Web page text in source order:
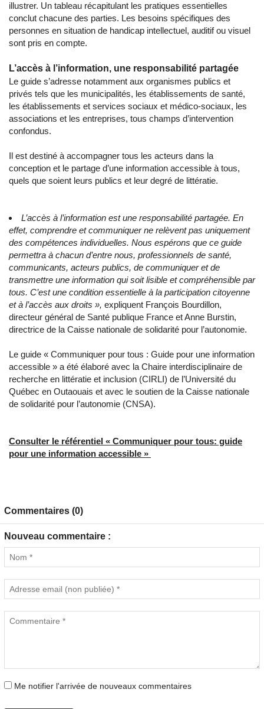
illustrer. Un tableau récapitulant les pratiques essentielles
conclut chacune des parties. Les besoins spécifiques des
personnes en situation de handicap intellectuel, auditif ou visuel
sont pris en compte.
L’accès à l’information, une responsabilité partagée
Le guide s’adresse notamment aux organismes publics et
privés tels que les municipalités, les établissements de santé,
les établissements et services sociaux et médico-sociaux, les
associations et les entreprises, tous champs d’intervention
confondus.
Il est destiné à accompagner tous les acteurs dans la
conception et le partage d’une information accessible à tous,
quels que soient leurs publics et leur degré de littératie.
L’accès à l’information est une responsabilité partagée. En
effet, comprendre et communiquer ne relèvent pas uniquement
des compétences individuelles. Nous espérons que ce guide
permettra à chacun d’entre nous, professionnels de santé,
communicants, acteurs publics, de communiquer et de
transmettre une information qui soit lisible et compréhensible par
tous. C’est une condition essentielle à la participation citoyenne
et à l’accès aux droits », expliquent François Bourdillon,
directeur général de Santé publique France et Anne Burstin,
directrice de la Caisse nationale de solidarité pour l’autonomie.
Le guide « Communiquer pour tous : Guide pour une information
accessible » a été élaboré avec la Chaire interdisciplinaire de
recherche en littératie et inclusion (CIRLI) de l’Université du
Québec en Outaouais et avec le soutien de la Caisse nationale
de solidarité pour l’autonomie (CNSA).
Consulter le référentiel « Communiquer pour tous: guide
pour une information accessible »
Commentaires (0)
Nouveau commentaire :
Me notifier l'arrivée de nouveaux commentaires